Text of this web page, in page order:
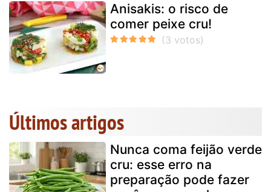
Anisakis: o risco de
comer peixe cru!
Últimos artigos
Nunca coma feijão verde
cru: esse erro na
preparação pode fazer